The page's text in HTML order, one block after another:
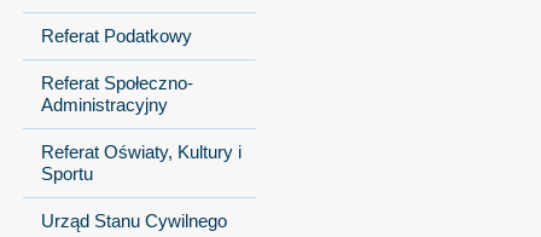
Referat Podatkowy
Referat Społeczno-
Administracyjny
Referat Oświaty, Kultury i
Sportu
Urząd Stanu Cywilnego